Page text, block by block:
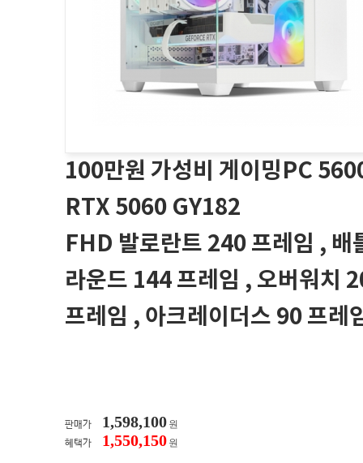
100만원 가성비 게이밍PC
RTX 5060 GY182
FHD 발로란트 240 프레임 , 배
라운드 144 프레임 , 오버워치
프레임 , 아크레이더스 90 프레
판매가 1,598,100 원
혜택가
1,550,150 원